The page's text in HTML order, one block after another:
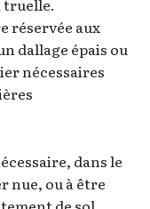
truelle.
réservée aux
dallage épais ou
nécessaires
dans le
nue, ou à être